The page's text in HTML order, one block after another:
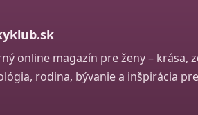
online magazín pre ženy – krása,
rodina, bývanie a inšpirácia